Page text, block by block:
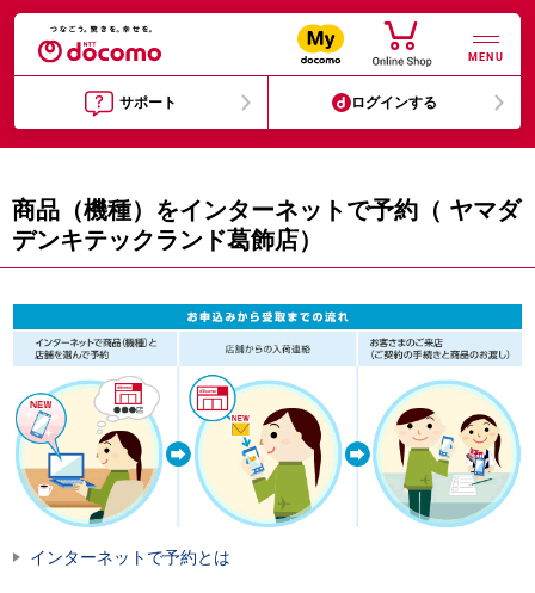
MENU
サポート ログインする
商品（機種）をインターネットで予約（ ヤマダ
デンキテックランド葛飾店）
インターネットで予約とは